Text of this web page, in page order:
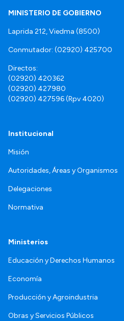
MINISTERIO DE GOBIERNO
Laprida 212, Viedma (8500)
Conmutador: (02920) 425700
Directos:
(02920) 420362
(02920) 427980
(02920) 427596 (Rpv 4020)
Institucional
Misión
Autoridades, Áreas y Organismos
Delegaciones
Normativa
Ministerios
Educación y Derechos Humanos
Economía
Producción y Agroindustria
Obras y Servicios Públicos